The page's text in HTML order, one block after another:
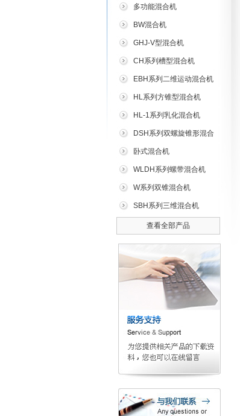
多功能混合机
BW混合机
GHJ-V型混合机
CH系列槽型混合机
EBH系列二维运动混合机
HL系列方锥型混合机
HL-1系列乳化混合机
DSH系列双螺旋锥形混合
机
卧式混合机
WLDH系列螺带混合机
W系列双锥混合机
SBH系列三维混合机
查看全部产品